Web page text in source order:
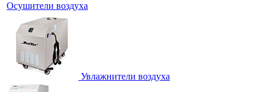
Осушители воздуха
Увлажнители воздуха